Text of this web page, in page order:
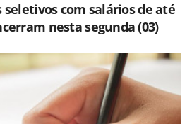
seletivos com salários de até
nesta segunda (03)